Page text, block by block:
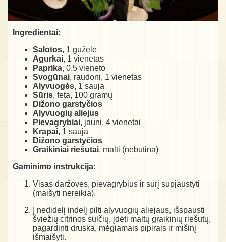
Ingredientai:
Salotos, 1 gūželė
Agurkai, 1 vienetas
Paprika, 0.5 vieneto
Svogūnai, raudoni, 1 vienetas
Alyvuogės, 1 sauja
Sūris, feta, 100 gramų
Dižono garstyčios
Alyvuogių aliejus
Pievagrybiai, jauni, 4 vienetai
Krapai, 1 sauja
Dižono garstyčios
Graikiniai riešutai, malti (nebūtina)
Gaminimo instrukcija:
Visas daržoves, pievagrybius ir sūrį supjaustyti
(maišyti nereikia).
Į nedidelį indelį pilti alyvuogių aliejaus, išspausti
šviežių citrinos sulčių, įdėti maltų graikinių riešutų,
pagardinti druska, mėgiamais pipirais ir mišinį
išmaišyti.